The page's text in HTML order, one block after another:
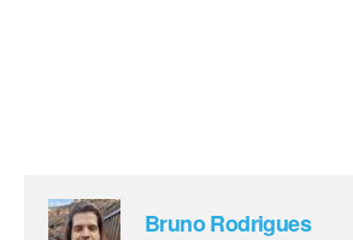
Bruno Rodrigues